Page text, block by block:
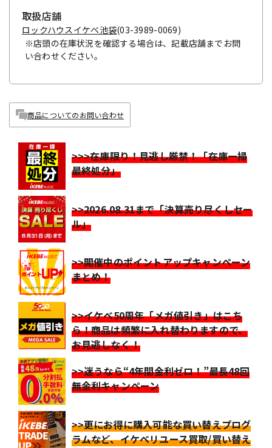
取扱店舗
ロックハウスイケベ池袋(03-3989-0069)
※店頭の在庫状況を確認する場合は、記載店舗までお問
い合わせください。
商品についてのお問い合わせ
>>>在庫限り！見逃し厳禁！「在庫一掃
最終処分」
>>2026.08.31まで「決算売り尽くしセー
ル」
>>開催中のポイントアップキャンペーン
まとめ！
>>イケベ50周年「メガ値引き」はこち
ら！商品は頻繁に入れ替わりますので、
お見逃しなく！
>>迷うなら“4年間金利ゼロ！”最長48回
無金利キャンペーン
>>更にお得に購入可能な買い替えプログ
ラムなど、イケベリユース買取/買い替え